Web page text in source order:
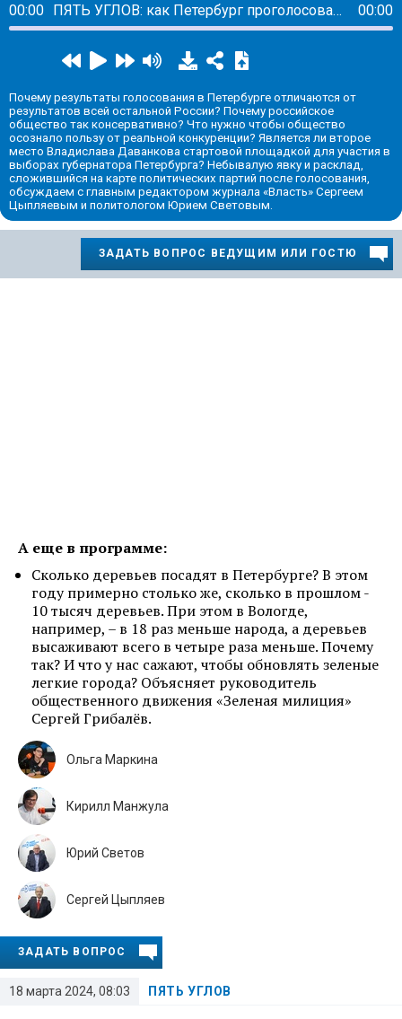
00:00 ПЯТЬ УГЛОВ: как Петербург проголосовал на выборах президента 00:00
Почему результаты голосования в Петербурге отличаются от
результатов всей остальной России? Почему российское
общество так консервативно? Что нужно чтобы общество
осознало пользу от реальной конкуренции? Является ли второе
место Владислава Даванкова стартовой площадкой для участия в
выборах губернатора Петербурга? Небывалую явку и расклад,
сложившийся на карте политических партий после голосования,
обсуждаем с главным редактором журнала «Власть» Сергеем
Цыпляевым и политологом Юрием Световым.
ЗАДАТЬ ВОПРОС ВЕДУЩИМ ИЛИ ГОСТЮ
А еще в программе:
Сколько деревьев посадят в Петербурге? В этом
году примерно столько же, сколько в прошлом -
10 тысяч деревьев. При этом в Вологде,
например, – в 18 раз меньше народа, а деревьев
высаживают всего в четыре раза меньше. Почему
так? И что у нас сажают, чтобы обновлять зеленые
легкие города? Объясняет руководитель
общественного движения «Зеленая милиция»
Сергей Грибалёв.
18 марта 2024, 08:03 ПЯТЬ УГЛОВ
Ольга Маркина
Кирилл Манжула
Юрий Светов
Сергей Цыпляев
ЗАДАТЬ ВОПРОС